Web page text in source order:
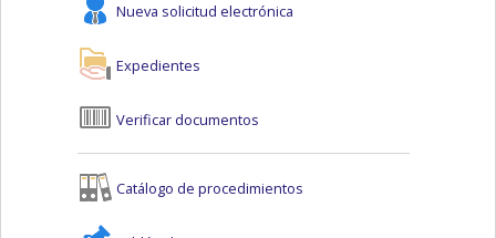
Nueva solicitud electrónica
Expedientes
Verificar documentos
Catálogo de procedimientos